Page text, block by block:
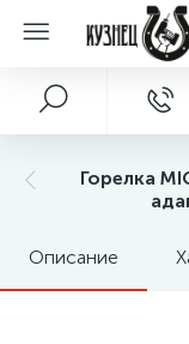
Горелка
Описание